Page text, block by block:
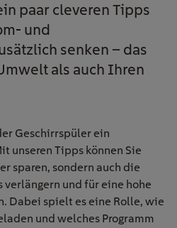
paar cleveren Tipps
und
senken – das
als auch Ihren
er Geschirrspüler ein
it unseren Tipps können Sie
sparen, sondern auch die
verlängern und für eine hohe
. Dabei spielt es eine Rolle, wie
und welches Programm